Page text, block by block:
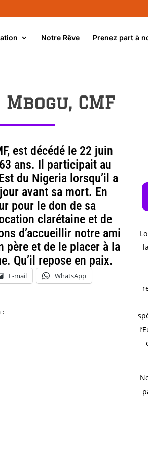
Notre Rêve Prenez part à
CMF
est décédé le 22 juin
ans. Il participait au
du Nigeria lorsqu’il a
avant sa mort. En
pour le don de sa
clarétaine et de
d’accueillir notre ami
père et de le placer à la
Qu’il repose en paix.
E-mail WhatsApp
: